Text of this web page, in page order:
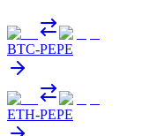
BTC-PEPE
ETH-PEPE